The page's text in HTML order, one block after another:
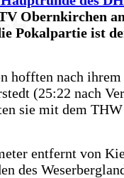
Obernkirchen
Pokalpartie ist
hofften nach ihrem
(25:22 nach
sie mit dem
entfernt von
des